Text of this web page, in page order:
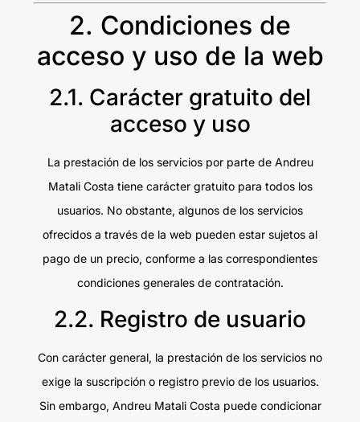
2. Condiciones de
acceso y uso de la web
2.1. Carácter gratuito del
acceso y uso
La prestación de los servicios por parte de Andreu
Matali Costa tiene carácter gratuito para todos los
usuarios. No obstante, algunos de los servicios
ofrecidos a través de la web pueden estar sujetos al
pago de un precio, conforme a las correspondientes
condiciones generales de contratación.
2.2. Registro de usuario
Con carácter general, la prestación de los servicios no
exige la suscripción o registro previo de los usuarios.
Sin embargo, Andreu Matali Costa puede condicionar